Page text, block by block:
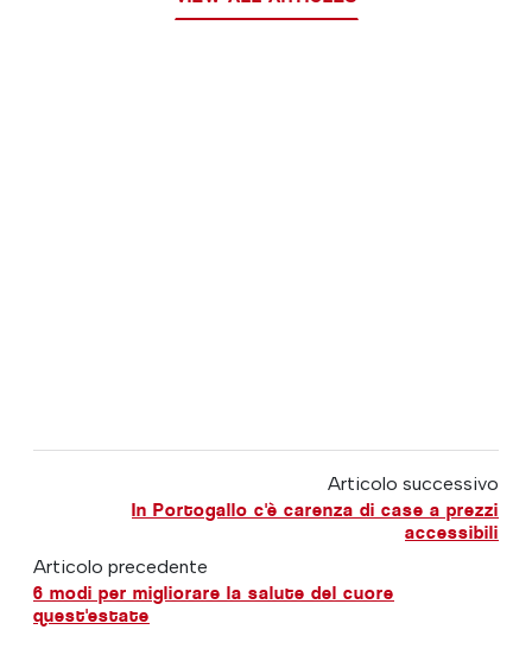
Articolo successivo
In Portogallo c'è carenza di case a prezzi
accessibili
Articolo precedente
6 modi per migliorare la salute del cuore
quest'estate